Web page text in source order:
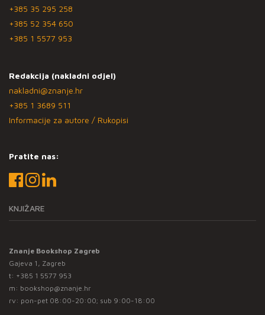
+385 35 295 258
+385 52 354 650
+385 1 5577 953
Redakcija (nakladni odjel)
nakladni@znanje.hr
+385 1 3689 511
Informacije za autore / Rukopisi
Pratite nas:
KNJIŽARE
Znanje Bookshop Zagreb
Gajeva 1, Zagreb
t: +385 1 5577 953
m: bookshop@znanje.hr
rv: pon-pet 08:00-20:00; sub 9:00-18:00